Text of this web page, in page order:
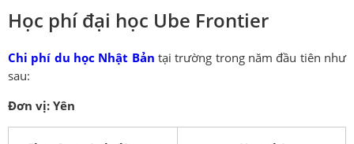
Học phí đại học Ube Frontier
Chi phí du học Nhật Bản tại trường trong năm đầu tiên như
sau:
Đơn vị: Yên